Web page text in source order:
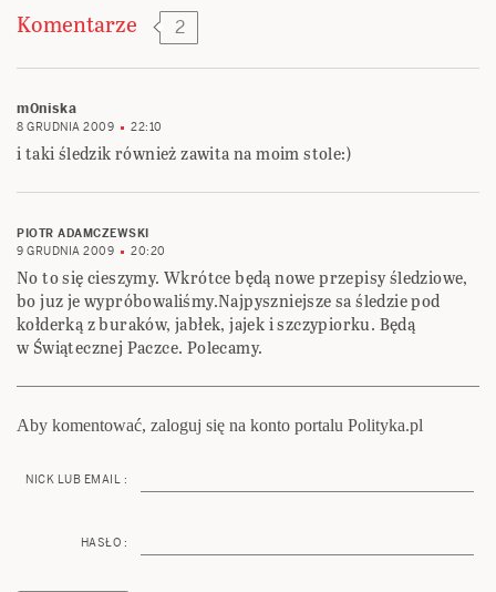
Komentarze 2
m0niska
8 GRUDNIA 2009 22:10
i taki śledzik również zawita na moim stole:)
PIOTR ADAMCZEWSKI
9 GRUDNIA 2009
20:20
No to się cieszymy. Wkrótce będą nowe przepisy śledziowe,
bo juz je wypróbowaliśmy.Najpyszniejsze sa śledzie pod
kołderką z buraków, jabłek, jajek i szczypiorku. Będą
w Świątecznej Paczce. Polecamy.
Aby komentować, zaloguj się na konto portalu Polityka.pl
NICK LUB EMAIL :
HASŁO :